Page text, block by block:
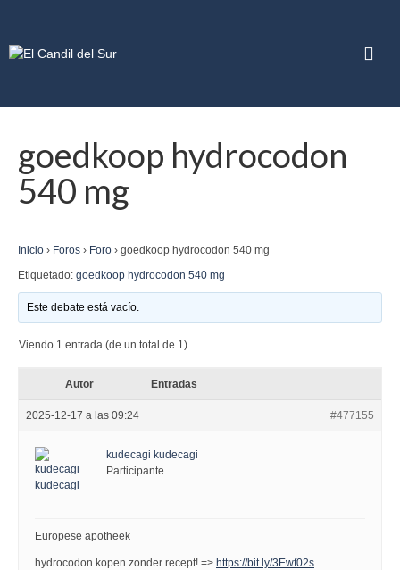
goedkoop hydrocodon
540 mg
Inicio › Foros › Foro › goedkoop hydrocodon 540 mg
Etiquetado: goedkoop hydrocodon 540 mg
Este debate está vacío.
Viendo 1 entrada (de un total de 1)
Autor Entradas
2025-12-17 a las 09:24 #477155
kudecagi kudecagi
Participante
Europese apotheek
hydrocodon kopen zonder recept! => https://bit.ly/3Ewf02s